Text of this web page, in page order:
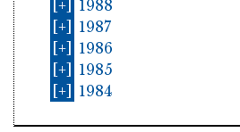
[+]
1988
[+]
1987
[+]
1986
[+]
1985
[+]
1984